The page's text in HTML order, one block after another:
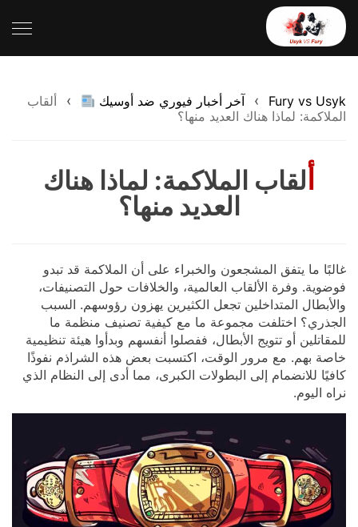
Fury vs Usyk
› آخر أخبار فيوري ضد أوسيك ›
ألقاب
الملاكمة: لماذا هناك العديد منها؟
ألقاب الملاكمة: لماذا هناك
العديد منها؟
غالبًا ما يتفق المشجعون والخبراء على أن الملاكمة قد تبدو
فوضوية. وفرة الألقاب العالمية، والخلافات حول التصنيفات،
والأبطال المتداخلين تجعل الكثيرين يهزون رؤوسهم. السبب
الجذري؟ اختلفت مجموعة ما مع كيفية تصنيف منظمة ما
للمقاتلين أو تتويج الأبطال، ففصلوا أنفسهم وبدأوا هيئة تنظيمية
خاصة بهم. مع مرور الوقت، اكتسبت بعض هذه الشراذم نفوذًا
كافيًا للانضمام إلى البطولات الكبرى، مما أدى إلى النظام الذي
نراه اليوم.